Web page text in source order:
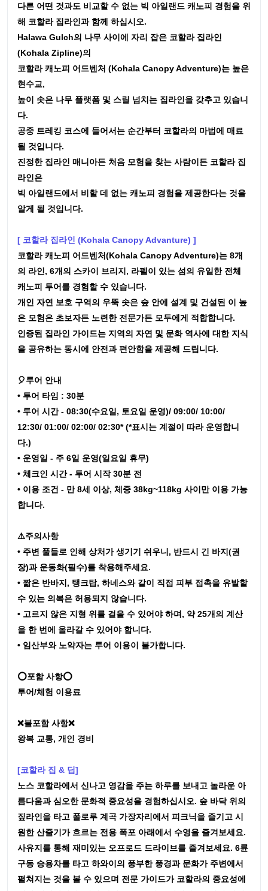
다른 어떤 것과도 비교할 수 없는 빅 아일랜드 캐노피 경험을 위
해 코할라 집라인과 함께 하십시오.
Halawa Gulch의 나무 사이에 자리 잡은 코할라 집라인
(Kohala Zipline)의
코할라 캐노피 어드벤처 (Kohala Canopy Adventure)는 높은
현수교,
높이 솟은 나무 플랫폼 및 스릴 넘치는 집라인을 갖추고 있습니
다.
공중 트레킹 코스에 들어서는 순간부터 코할라의 마법에 매료
될 것입니다.
진정한 집라인 매니아든 처음 모험을 찾는 사람이든 코할라 집
라인은
빅 아일랜드에서 비할 데 없는 캐노피 경험을 제공한다는 것을
알게 될 것입니다.
[ 코할라 집라인 (Kohala Canopy Advanture) ]
코할라 캐노피 어드벤처(Kohala Canopy Adventure)는 8개
의 라인, 6개의 스카이 브리지, 라펠이 있는 섬의 유일한 전체
캐노피 투어를 경험할 수 있습니다.
개인 자연 보호 구역의 우뚝 솟은 숲 안에 설계 및 건설된 이 높
은 모험은 초보자든 노련한 전문가든 모두에게 적합합니다.
인증된 집라인 가이드는 지역의 자연 및 문화 역사에 대한 지식
을 공유하는 동시에 안전과 편안함을 제공해 드립니다.
🎈투어 안내
• 투어 타임 : 30분
• 투어 시간 - 08:30(수요일, 토요일 운영)/ 09:00/ 10:00/
12:30/ 01:00/ 02:00/ 02:30* (*표시는 계절이 따라 운영합니
다.)
• 운영일 - 주 6일 운영(일요일 휴무)
• 체크인 시간 - 투어 시작 30분 전
• 이용 조건 - 만 8세 이상, 체중 38kg~118kg 사이만 이용 가능
합니다.
⚠️주의사항
• 주변 풀들로 인해 상처가 생기기 쉬우니, 반드시 긴 바지(권
장)과 운동화(필수)를 착용해주세요.
• 짧은 반바지, 탱크탑, 하네스와 같이 직접 피부 접촉을 유발할
수 있는 의복은 허용되지 않습니다.
• 고르지 않은 지형 위를 걸을 수 있어야 하며, 약 25개의 계산
을 한 번에 올라갈 수 있어야 합니다.
• 임산부와 노약자는 투어 이용이 불가합니다.
⭕포함 사항⭕
투어/체험 이용료
❌불포함 사항❌
왕복 교통, 개인 경비
[코할라 집 & 딥]
노스 코할라에서 신나고 영감을 주는 하루를 보내고 놀라운 아
름다움과 심오한 문화적 중요성을 경험하십시오. 숲 바닥 위의
짚라인을 타고 폴로루 계곡 가장자리에서 피크닉을 즐기고 시
원한 산줄기가 흐르는 전용 폭포 아래에서 수영을 즐겨보세요.
사유지를 통해 재미있는 오프로드 드라이브를 즐겨보세요. 6륜
구동 승용차를 타고 하와이의 풍부한 풍경과 문화가 주변에서
펼쳐지는 것을 볼 수 있으며 전문 가이드가 코할라의 중요성에